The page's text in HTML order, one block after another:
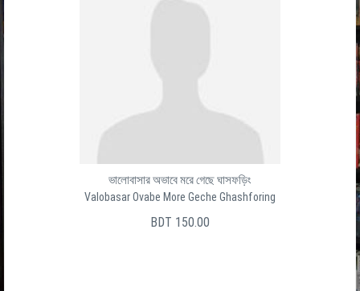
ভালোবাসার অভাবে মরে গেছে ঘাসফড়িং
Valobasar Ovabe More Geche Ghashforing
BDT 150.00